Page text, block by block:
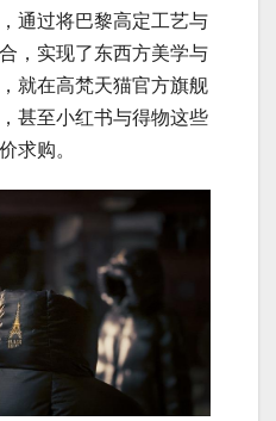
通过将巴黎高定工艺与
，实现了东西方美学与
就在高梵天猫官方旗舰
甚至小红书与得物这些
求购。